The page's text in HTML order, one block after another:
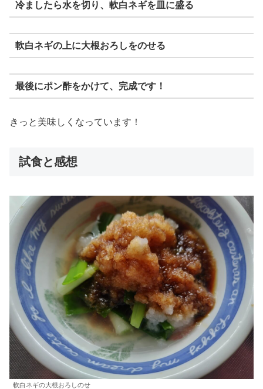
冷ましたら水を切り、軟白ネギを皿に盛る
軟白ネギの上に大根おろしをのせる
最後にポン酢をかけて、完成です！
きっと美味しくなっています！
試食と感想
軟白ネギの大根おろしのせ